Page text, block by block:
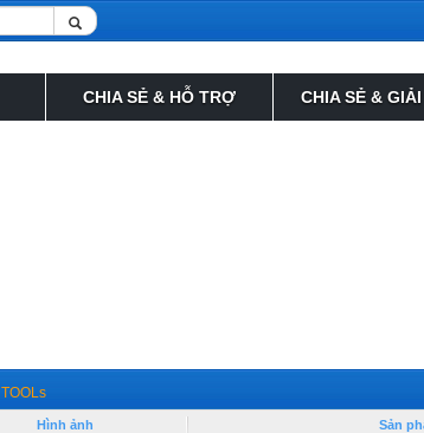
CHIA SẺ & HỖ TRỢ CHIA SẺ &
TOOLs
Hình ảnh Sản